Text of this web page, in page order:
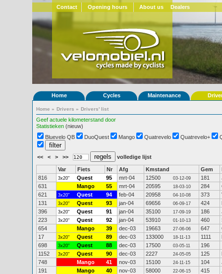
Contact Opening hours About us Dealers
Home Cycles Maintenance
Home » Drivers » Drivers' list
Geef actuele kilometerstand door
Statistieken (nieuw)
Bluevelo QB
DuoQuest Mango Quatrevelo Quatrevelo+
<< < > >> volledige lijst
Var Fiets Nr Afg Kmstand Gem
816
3x20" Quest 95 mrt-04 12500 03-12-09 181
631
Mango 55 mrt-04 20595 18-03-10 284
621
3x20" Quest 94 feb-04 20958 04-10-08 373
131
3x20" Quest 93 jan-04 69656 06-09-17 424
396
3x20" Quest 91 jan-04 35100 17-09-19 186
223
3x20" Quest 92 jan-04 53910 01-10-13 460
654
Mango 39 dec-03 19663 27-06-06 647
17
3x20" Quest 89 dec-03 133000 18-11-13 1111
698
3x20" Quest 88 dec-03 17500 03-05-11
196
1152
3x20" Quest 90 dec-03 2227 24-05-05 125
748
Mango 41 nov-03 15100 24-11-15 104
191
Mango 40 nov-03 58000 22-06-15 415